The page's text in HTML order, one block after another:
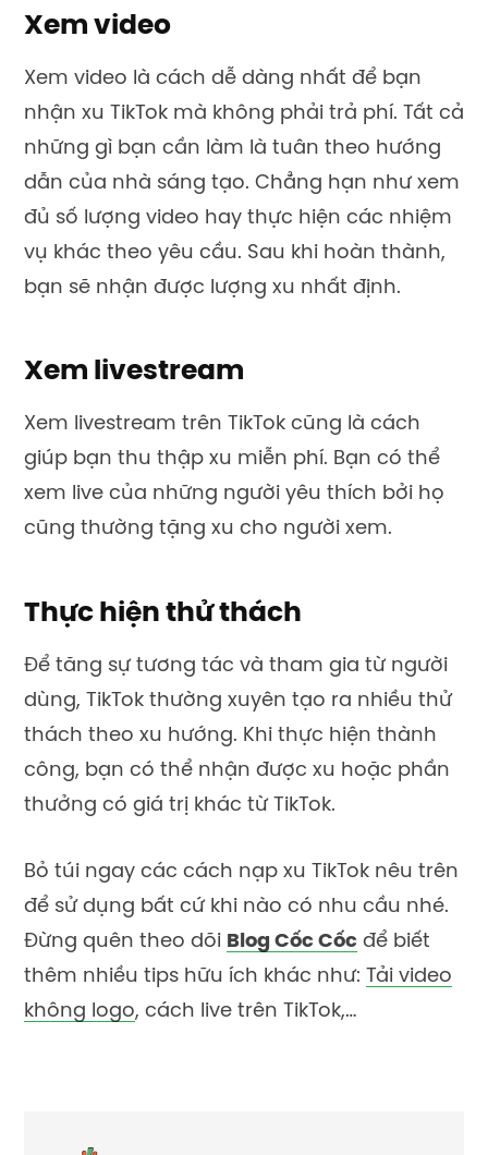
Xem video
Xem video là cách dễ dàng nhất để bạn
nhận xu TikTok mà không phải trả phí. Tất cả
những gì bạn cần làm là tuân theo hướng
dẫn của nhà sáng tạo. Chẳng hạn như xem
đủ số lượng video hay thực hiện các nhiệm
vụ khác theo yêu cầu. Sau khi hoàn thành,
bạn sẽ nhận được lượng xu nhất định.
Xem livestream
Xem livestream trên TikTok cũng là cách
giúp bạn thu thập xu miễn phí. Bạn có thể
xem live của những người yêu thích bởi họ
cũng thường tặng xu cho người xem.
Thực hiện thử thách
Để tăng sự tương tác và tham gia từ người
dùng, TikTok thường xuyên tạo ra nhiều thử
thách theo xu hướng. Khi thực hiện thành
công, bạn có thể nhận được xu hoặc phần
thưởng có giá trị khác từ TikTok.
Bỏ túi ngay các cách nạp xu TikTok nêu trên
để sử dụng bất cứ khi nào có nhu cầu nhé.
Đừng quên theo dõi Blog Cốc Cốc để biết
thêm nhiều tips hữu ích khác như: Tải video
không logo, cách live trên TikTok,…